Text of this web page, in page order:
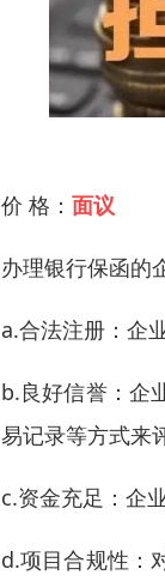
价 格： 面议
办理银行保函的
a.合法注册：企
b.良好信誉：企
易记录等方式来
c.资金充足：企
d.项目合规性：